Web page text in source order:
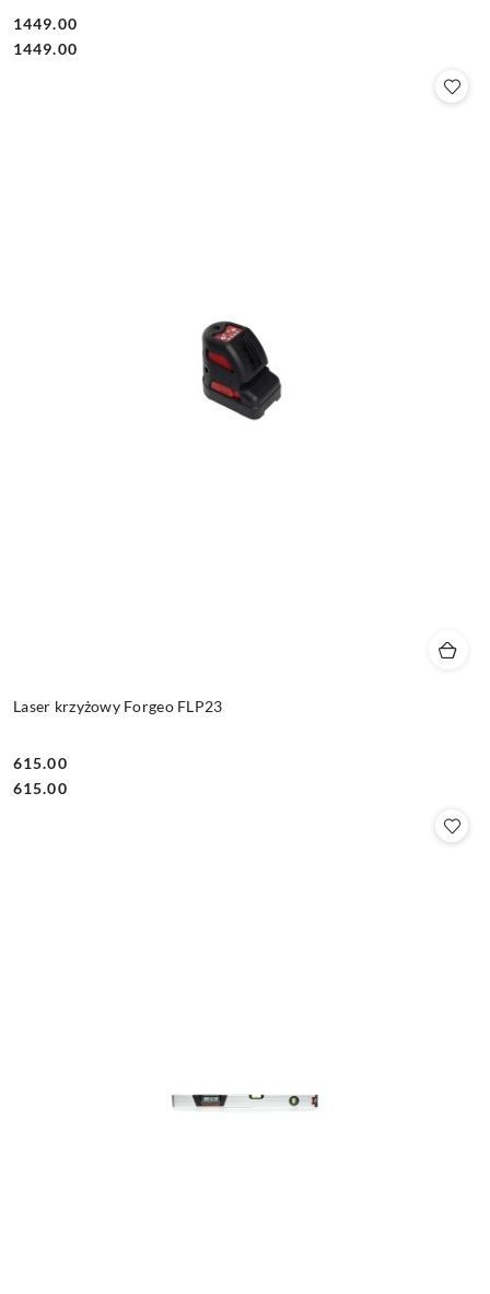
Cena:
1449.00
Cena:
1449.00
Laser krzyżowy Forgeo FLP23
Cena:
615.00
Cena:
615.00